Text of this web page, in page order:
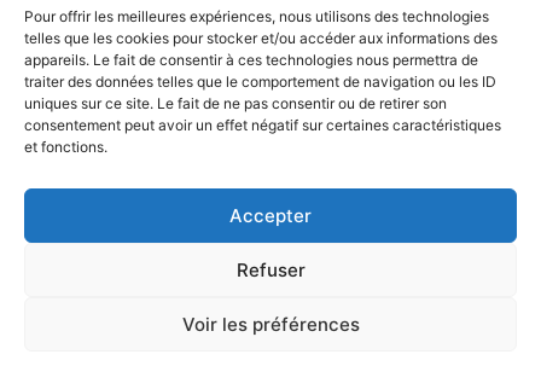
Pour offrir les meilleures expériences, nous utilisons des technologies
telles que les cookies pour stocker et/ou accéder aux informations des
appareils. Le fait de consentir à ces technologies nous permettra de
traiter des données telles que le comportement de navigation ou les ID
uniques sur ce site. Le fait de ne pas consentir ou de retirer son
consentement peut avoir un effet négatif sur certaines caractéristiques
et fonctions.
Accepter
Refuser
Voir les préférences
réunions du REV
FRANCE du
samedi matin –
samedi 16 avril –
Groupe Accueil
de 10h à 11H et
Groupe de parole
de 11H à 12H30
16 avril 2022
Projection débat
« La voix de
Mette » samedi
14 mai 18h Salle
François Villon à
Fleury-les-
Aubrais (45)
Mentions légales